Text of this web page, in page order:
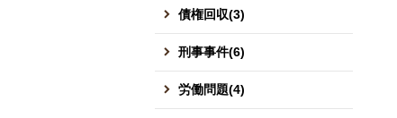
債権回収(3)
刑事事件(6)
労働問題(4)